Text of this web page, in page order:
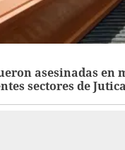
asesinadas en
sectores de